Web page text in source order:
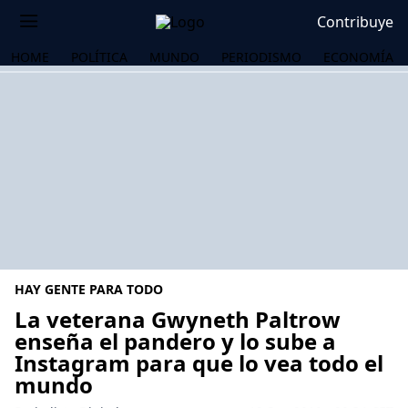
Contribuye
HOME POLÍTICA MUNDO PERIODISMO ECONOMÍA
HAY GENTE PARA TODO
La veterana Gwyneth Paltrow
enseña el pandero y lo sube a
Instagram para que lo vea todo el
mundo